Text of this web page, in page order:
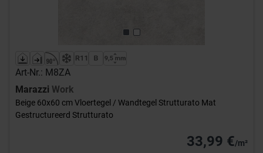
Art-Nr.: M8ZA
Marazzi Work
Beige 60x60 cm Vloertegel / Wandtegel Strutturato Mat
Gestructureerd Strutturato
33,99 €/m²